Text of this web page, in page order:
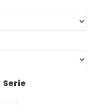
Serie